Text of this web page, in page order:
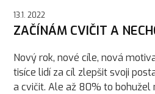
13.1. 2022
ZAČÍNÁM CVIČIT A
Nový rok, nové cíle, nová
tisíce lidí za cíl zlepšit svoji
a cvičit. Ale až 80% to bohužel